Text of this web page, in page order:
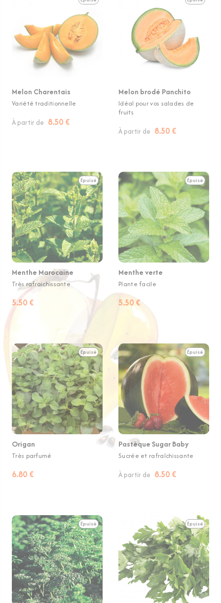
Melon Charentais
Variété traditionnelle
À partir de 8.50 €
Melon brodé Panchito
Idéal pour vos salades de
fruits
À partir de 8.50 €
Épuisé
Menthe Marocaine
Très rafraichissante
5.50 €
Épuisé
Menthe verte
Plante facile
5.50 €
Épuisé
Origan
Très parfumé
6.80 €
Épuisé
Pastèque Sugar Baby
Sucrée et rafraîchissante
À partir de 8.50 €
Épuisé Épuisé